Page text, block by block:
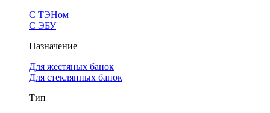
С ТЭНом
С ЭБУ
Назначение
Для жестяных банок
Для стеклянных банок
Тип